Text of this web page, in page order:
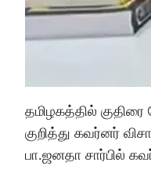
தமிழகத்தில்
குறித்து கவர்னர்
பா.ஜனதா சார்பில்